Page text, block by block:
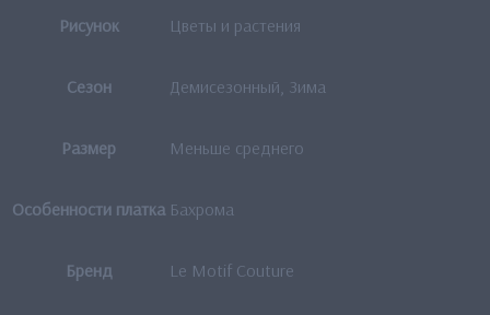
Рисунок Цветы и растения
Сезон Демисезонный, Зима
Размер Меньше среднего
Особенности платка Бахрома
Бренд Le Motif Couture